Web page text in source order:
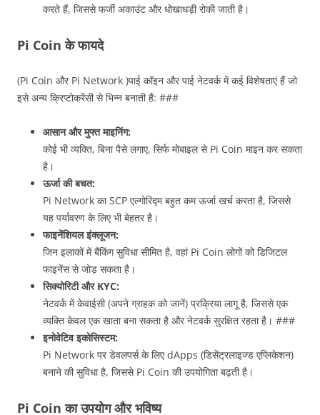
करते हैं, जिससे फर्जी अकाउंट और धोखाधड़ी रोकी जाती है।
Pi Coin के फायदे
(Pi Coin और Pi Network )पाई कॉइन और पाई नेटवर्क में कई विशेषताएं हैं जो
इसे अन्य क्रिप्टोकरेंसी से भिन्न बनाती हैं: ###
आसान और मुफ्त माइनिंग:
कोई भी व्यक्ति, बिना पैसे लगाए, सिर्फ मोबाइल से Pi Coin माइन कर सकता
है।
ऊर्जा की बचत:
Pi Network का SCP एल्गोरिद्म बहुत कम ऊर्जा खर्च करता है, जिससे
यह पर्यावरण के लिए भी बेहतर है।
फाइनेंशियल इंक्लूजन:
जिन इलाकों में बैंकिंग सुविधा सीमित है, वहां Pi Coin लोगों को डिजिटल
फाइनेंस से जोड़ सकता है।
सिक्योरिटी और KYC:
नेटवर्क में केवाईसी (अपने ग्राहक को जानें) प्रक्रिया लागू है, जिससे एक
व्यक्ति केवल एक खाता बना सकता है और नेटवर्क सुरक्षित रहता है। ###
इनोवेटिव इकोसिस्टम:
Pi Network पर डेवलपर्स के लिए dApps (डिसेंट्रलाइज्ड एप्लिकेशन)
बनाने की सुविधा है, जिससे Pi Coin की उपयोगिता बढ़ती है।
Pi Coin का उपयोग और भविष्य